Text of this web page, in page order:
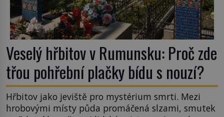
Veselý hřbitov v Rumunsku: Proč zde
třou pohřební plačky bídu s nouzí?
Hřbitov jako jeviště pro mystérium smrti. Mezi
hrobovými místy půda promáčená slzami, smutek